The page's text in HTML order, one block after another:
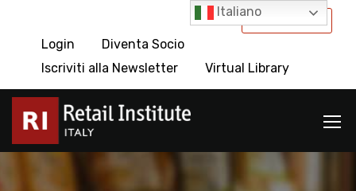
International
Login
Diventa Socio
Iscriviti alla Newsletter
Virtual Library
Italiano